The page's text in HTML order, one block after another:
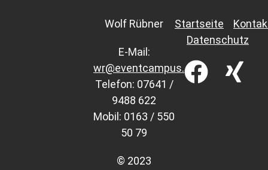
Wolf Rübner
E-Mail:
wr@eventcampus.com
Telefon: 07641 /
9488 622
Mobil: 0163 / 550
50 79
© 2023
Startseite
Datenschutz